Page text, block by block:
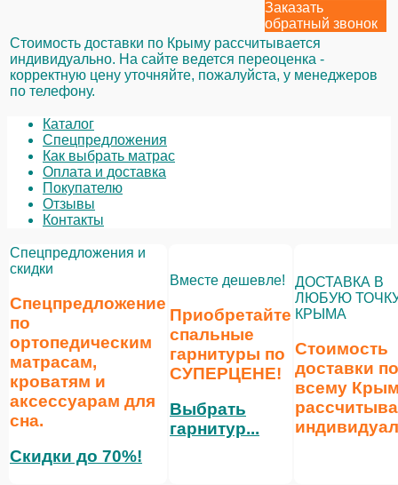
Заказать
обратный звонок
Стоимость доставки по Крыму рассчитывается
индивидуально. На сайте ведется переоценка -
корректную цену уточняйте, пожалуйста, у менеджеров
по телефону.
Каталог
Спецпредложения
Как выбрать матрас
Оплата и доставка
Покупателю
Отзывы
Контакты
Спецпредложения и
скидки
Спецпредложение
по
ортопедическим
матрасам,
кроватям и
аксессуарам для
сна.
Скидки до 70%!
Вместе дешевле!
Приобретайте
спальные
гарнитуры по
СУПЕРЦЕНЕ!
Выбрать
гарнитур...
ДОСТАВКА В
ЛЮБУЮ
КРЫМА
Стоимость
доставки по
всему